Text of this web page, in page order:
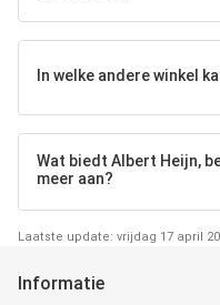
In welke andere winkel
Wat biedt Albert Heijn,
meer aan?
Laatste update: vrijdag 17 april
Informatie